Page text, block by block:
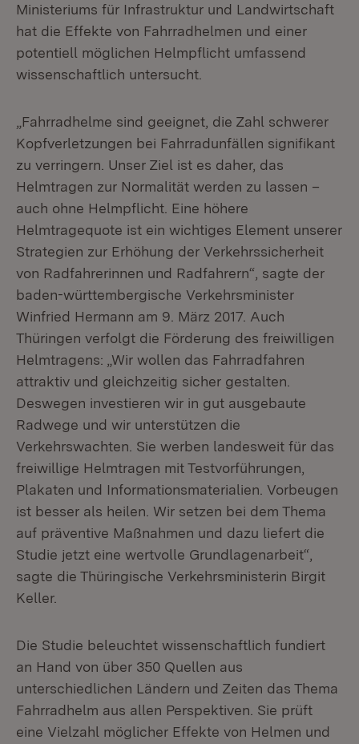
Ministeriums für Infrastruktur und Landwirtschaft
hat die Effekte von Fahrradhelmen und einer
potentiell möglichen Helmpflicht umfassend
wissenschaftlich untersucht.
„Fahrradhelme sind geeignet, die Zahl schwerer
Kopfverletzungen bei Fahrradunfällen signifikant
zu verringern. Unser Ziel ist es daher, das
Helmtragen zur Normalität werden zu lassen –
auch ohne Helmpflicht. Eine höhere
Helmtragequote ist ein wichtiges Element unserer
Strategien zur Erhöhung der Verkehrssicherheit
von Radfahrerinnen und Radfahrern“, sagte der
baden-württembergische Verkehrsminister
Winfried Hermann am 9. März 2017. Auch
Thüringen verfolgt die Förderung des freiwilligen
Helmtragens: „Wir wollen das Fahrradfahren
attraktiv und gleichzeitig sicher gestalten.
Deswegen investieren wir in gut ausgebaute
Radwege und wir unterstützen die
Verkehrswachten. Sie werben landesweit für das
freiwillige Helmtragen mit Testvorführungen,
Plakaten und Informationsmaterialien. Vorbeugen
ist besser als heilen. Wir setzen bei dem Thema
auf präventive Maßnahmen und dazu liefert die
Studie jetzt eine wertvolle Grundlagenarbeit“,
sagte die Thüringische Verkehrsministerin Birgit
Keller.
Die Studie beleuchtet wissenschaftlich fundiert
an Hand von über 350 Quellen aus
unterschiedlichen Ländern und Zeiten das Thema
Fahrradhelm aus allen Perspektiven. Sie prüft
eine Vielzahl möglicher Effekte von Helmen und